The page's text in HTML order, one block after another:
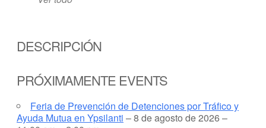
DESCRIPCIÓN
PRÓXIMAMENTE EVENTS
Feria de Prevención de Detenciones por Tráfico y
Ayuda Mutua en Ypsilanti – 8 de agosto de 2026 –